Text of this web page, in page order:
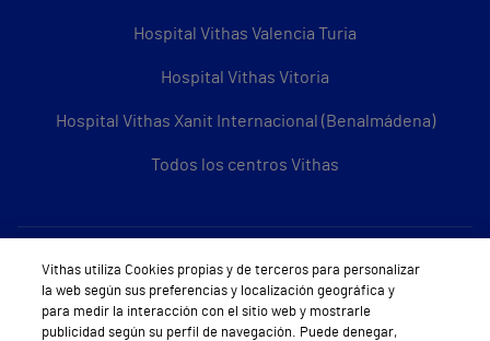
Hospital Vithas Valencia Turia
Hospital Vithas Vitoria
Hospital Vithas Xanit Internacional (Benalmádena)
Todos los centros Vithas
Sobre Vithas
Quiénes somos
Vithas utiliza Cookies propias y de terceros para personalizar
la web según sus preferencias y localización geográfica y
para medir la interacción con el sitio web y mostrarle
publicidad según su perfil de navegación. Puede denegar,